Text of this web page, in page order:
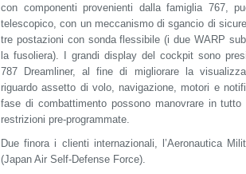
con componenti provenienti dalla famiglia 767,
telescopico, con un meccanismo di sgancio di
tre postazioni con sonda flessibile (i due WARP
la fusoliera). I grandi display del cockpit sono
787 Dreamliner, al fine di migliorare la
riguardo assetto di volo, navigazione, motori e
fase di combattimento possono manovrare in tutto
restrizioni pre-programmate.
Due finora i clienti internazionali, l’Aeronautica
(Japan Air Self-Defense Force).